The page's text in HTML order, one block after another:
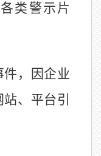
类警示片
件，因企业
、平台引